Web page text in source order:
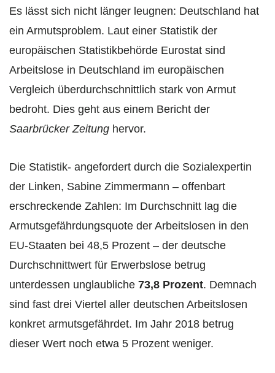
Es lässt sich nicht länger leugnen: Deutschland hat
ein Armutsproblem. Laut einer Statistik der
europäischen Statistikbehörde Eurostat sind
Arbeitslose in Deutschland im europäischen
Vergleich überdurchschnittlich stark von Armut
bedroht. Dies geht aus einem Bericht der
Saarbrücker Zeitung hervor.
Die Statistik- angefordert durch die Sozialexpertin
der Linken, Sabine Zimmermann – offenbart
erschreckende Zahlen: Im Durchschnitt lag die
Armutsgefährdungsquote der Arbeitslosen in den
EU-Staaten bei 48,5 Prozent – der deutsche
Durchschnittwert für Erwerbslose betrug
unterdessen unglaubliche 73,8 Prozent. Demnach
sind fast drei Viertel aller deutschen Arbeitslosen
konkret armutsgefährdet. Im Jahr 2018 betrug
dieser Wert noch etwa 5 Prozent weniger.